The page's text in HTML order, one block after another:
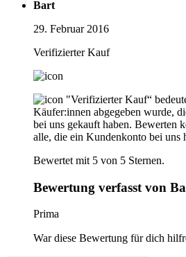
Bart
29. Februar 2016
Verifizierter Kauf
"Verifizierter Kauf“
Käufer:innen abgegeben wurde,
bei uns gekauft haben. Bewerten
alle, die ein Kundenkonto bei uns
Bewertet mit 5 von 5 Sternen.
Bewertung verfasst von
Prima
War diese Bewertung für dich